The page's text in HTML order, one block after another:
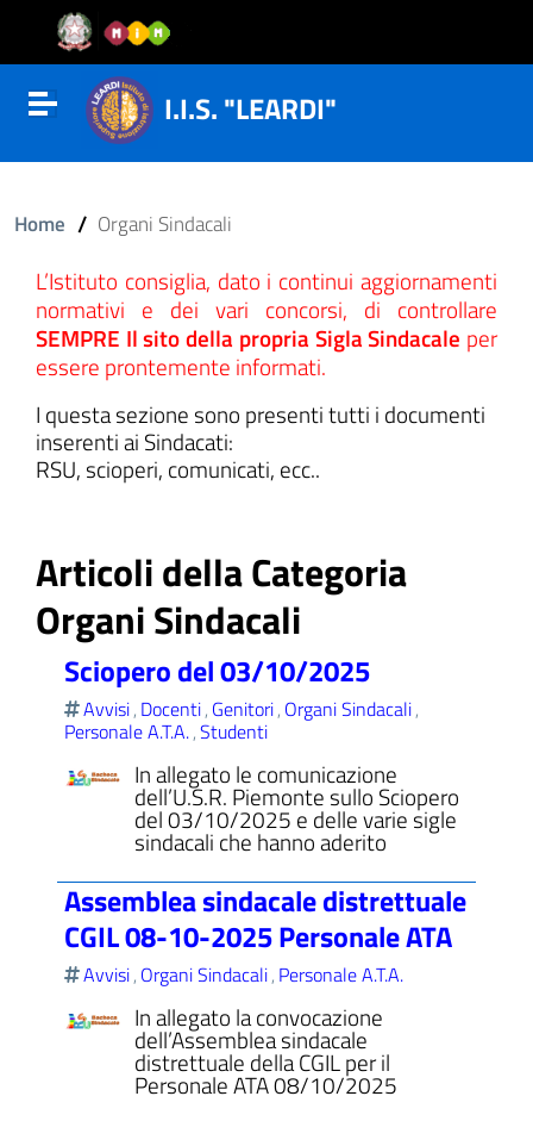
Vai al contenuto
Vail al menu di navigazione
Vai al footer
Attiva disattiva la navigazione
del sito
I.I.S. "LEARDI"
Home / Organi Sindacali
L’Istituto consiglia, dato i continui aggiornamenti
normativi e dei vari concorsi, di controllare
SEMPRE Il sito della propria Sigla Sindacale per
essere prontemente informati.
I questa sezione sono presenti tutti i documenti
inserenti ai Sindacati:
RSU, scioperi, comunicati, ecc..
Articoli della Categoria
Organi Sindacali
Sciopero del 03/10/2025
Avvisi, Docenti, Genitori, Organi Sindacali,
Personale A.T.A.,Studenti
In allegato le comunicazione
dell’U.S.R. Piemonte sullo Sciopero
del 03/10/2025 e delle varie sigle
sindacali che hanno aderito
Assemblea sindacale distrettuale
CGIL 08-10-2025 Personale ATA
Avvisi, Organi Sindacali, Personale A.T.A.
In allegato la convocazione
dell’Assemblea sindacale
distrettuale della CGIL per il
Personale ATA 08/10/2025